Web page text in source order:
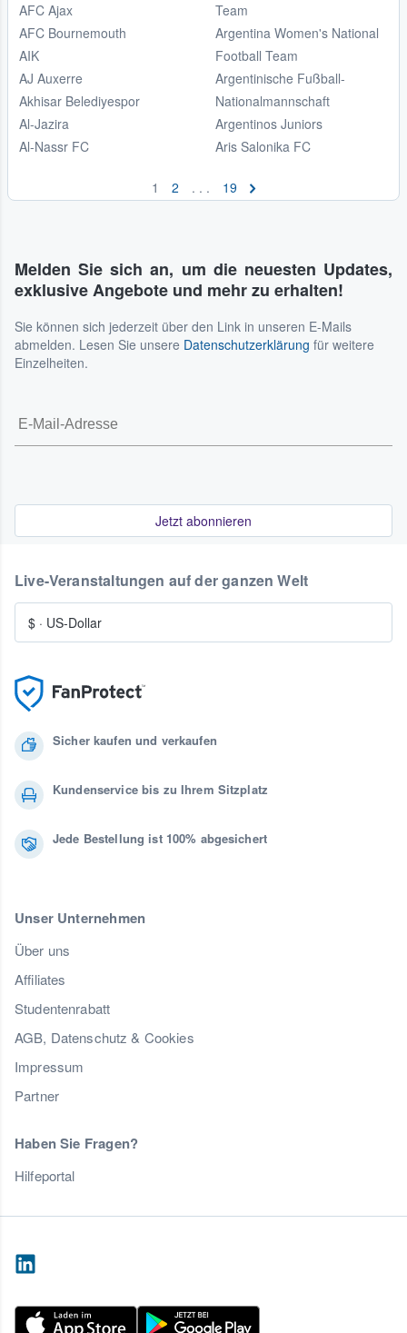
AFC Ajax
AFC Bournemouth
AIK
AJ Auxerre
Akhisar Belediyespor
Al-Jazira
Al-Nassr FC
Team
Argentina Women's National
Football Team
Argentinische Fußball-
Nationalmannschaft
Argentinos Juniors
Aris Salonika FC
1 2 . . . 19
Melden Sie sich an, um die neuesten Updates,
exklusive Angebote und mehr zu erhalten!
Sie können sich jederzeit über den Link in unseren E-Mails
abmelden. Lesen Sie unsere Datenschutzerklärung für weitere
Einzelheiten.
Jetzt abonnieren
Sicher kaufen und verkaufen
Kundenservice bis zu Ihrem Sitzplatz
Jede Bestellung ist 100% abgesichert
Unser Unternehmen
Über uns
Affiliates
Studentenrabatt
AGB, Datenschutz & Cookies
Impressum
Partner
Haben Sie Fragen?
Hilfeportal
Live-Veranstaltungen auf der ganzen Welt
$ · US-Dollar